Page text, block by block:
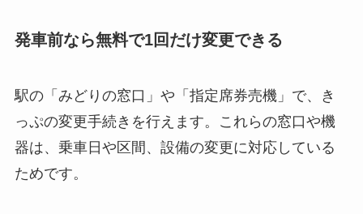
発車前なら無料で1回だけ変更できる
駅の「みどりの窓口」や「指定席券売機」で、き
っぷの変更手続きを行えます。これらの窓口や機
器は、乗車日や区間、設備の変更に対応している
ためです。